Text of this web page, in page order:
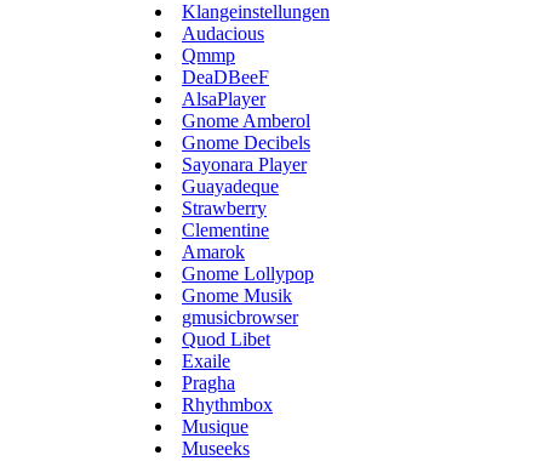
Klangeinstellungen
Audacious
Qmmp
DeaDBeeF
AlsaPlayer
Gnome Amberol
Gnome Decibels
Sayonara Player
Guayadeque
Strawberry
Clementine
Amarok
Gnome Lollypop
Gnome Musik
gmusicbrowser
Quod Libet
Exaile
Pragha
Rhythmbox
Musique
Museeks